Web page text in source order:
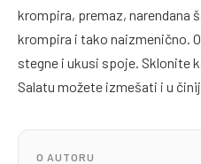
krompira, premaz, narendana
krompira i tako naizmenično.
stegne i ukusi spoje. Sklonite
Salatu možete izmešati i u
O AUTORU